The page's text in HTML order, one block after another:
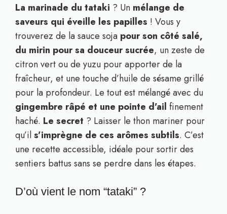
La marinade du tataki ? Un mélange de
saveurs qui éveille les papilles ! Vous y
trouverez de la sauce soja pour son côté salé,
du mirin pour sa douceur sucrée, un zeste de
citron vert ou de yuzu pour apporter de la
fraîcheur, et une touche d’huile de sésame grillé
pour la profondeur. Le tout est mélangé avec du
gingembre râpé et une pointe d’ail finement
haché. Le secret ? Laisser le thon mariner pour
qu’ils’imprègne de ces arômes subtils. C’est
une recette accessible, idéale pour sortir des
sentiers battus sans se perdre dans les étapes.
D’où vient le nom “tataki” ?